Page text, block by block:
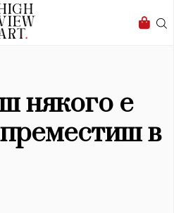
някого е
в